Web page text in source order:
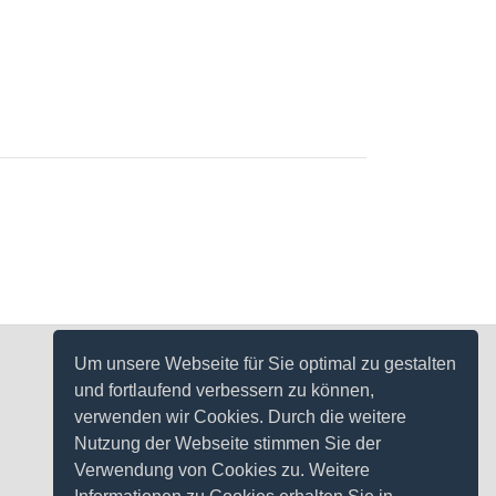
Um unsere Webseite für Sie optimal zu gestalten
und fortlaufend verbessern zu können,
verwenden wir Cookies. Durch die weitere
Nutzung der Webseite stimmen Sie der
Verwendung von Cookies zu. Weitere